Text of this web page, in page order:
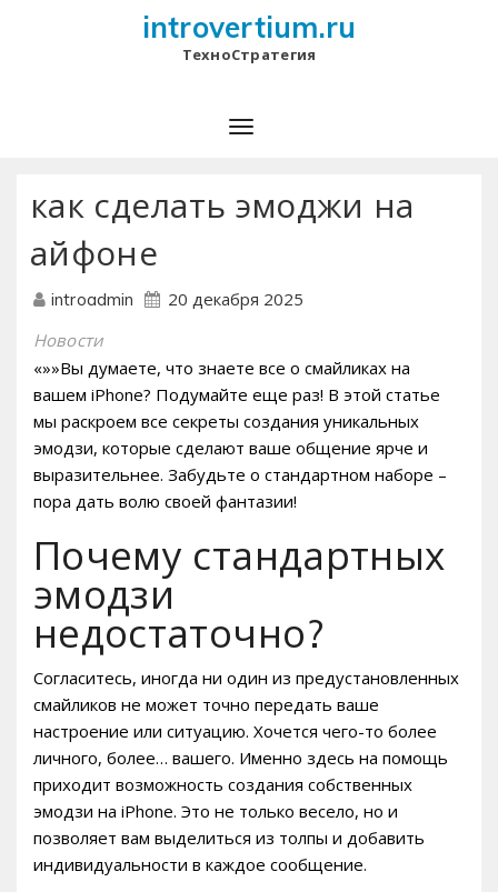
introvertium.ru
ТехноСтратегия
как сделать эмоджи на
айфоне
introadmin 20 декабря 2025
Новости
«»»Вы думаете, что знаете все о смайликах на
вашем iPhone? Подумайте еще раз! В этой статье
мы раскроем все секреты создания уникальных
эмодзи, которые сделают ваше общение ярче и
выразительнее. Забудьте о стандартном наборе –
пора дать волю своей фантазии!
Почему стандартных
эмодзи
недостаточно?
Согласитесь, иногда ни один из предустановленных
смайликов не может точно передать ваше
настроение или ситуацию. Хочется чего-то более
личного, более… вашего. Именно здесь на помощь
приходит возможность создания собственных
эмодзи на iPhone. Это не только весело, но и
позволяет вам выделиться из толпы и добавить
индивидуальности в каждое сообщение.